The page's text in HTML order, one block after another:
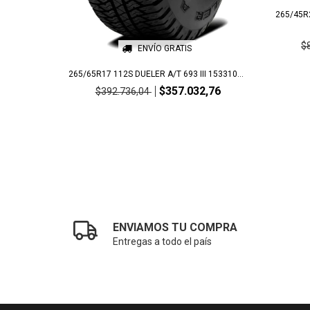
ENVÍO GRATIS
265/65R17 112S DUELER A/T 693 III 153310...
$392.736,04 $357.032,76
265/
ENVIAMOS TU COMPRA
Entregas a todo el país